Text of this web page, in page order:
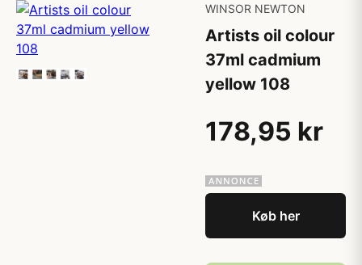
WINSOR NEWTON
Artists oil colour
37ml cadmium
yellow 108
178,95 kr
Køb her